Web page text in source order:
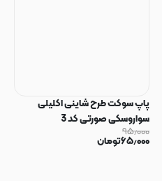
پاپ سوکت طرح شاینی اکلیلی
سواروسکی صورتی کد 3
۹۵٫۰۰۰
۶۵٫۰۰۰تومان